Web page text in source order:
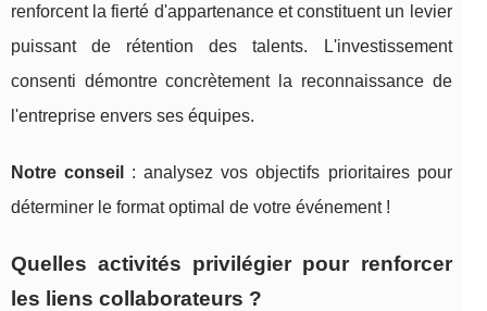
renforcent la fierté d'appartenance et constituent un levier
puissant de rétention des talents. L'investissement
consenti démontre concrètement la reconnaissance de
l'entreprise envers ses équipes.
Notre conseil
: analysez vos objectifs prioritaires pour
déterminer le format optimal de votre événement !
Quelles activités privilégier pour renforcer
les liens collaborateurs ?